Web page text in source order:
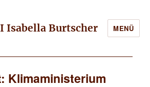
Isabella Burtscher MENÜ
Klimaministerium